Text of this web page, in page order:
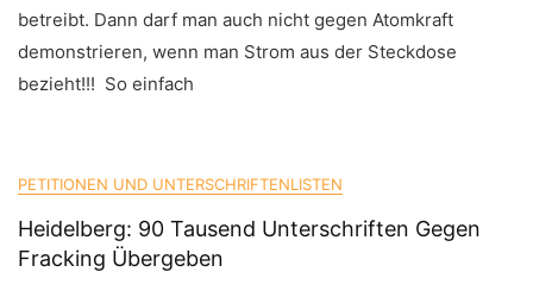
betreibt. Dann darf man auch nicht gegen Atomkraft
demonstrieren, wenn man Strom aus der Steckdose
bezieht!!! So einfach
PETITIONEN UND UNTERSCHRIFTENLISTEN
Heidelberg: 90 Tausend Unterschriften Gegen
Fracking Übergeben